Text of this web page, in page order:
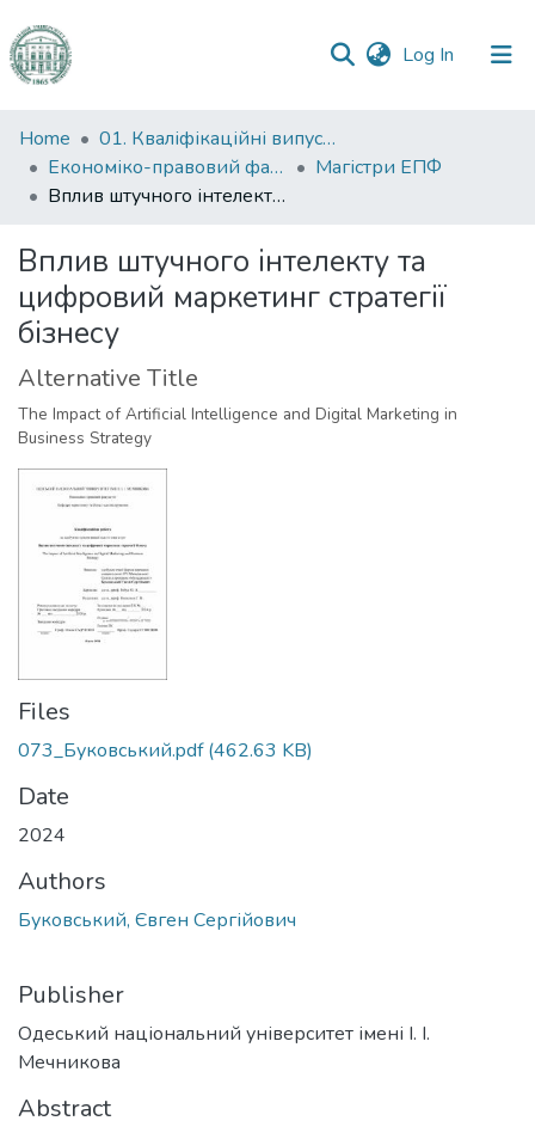
Log In (current)
Communities
&
Collections
Statistics
Home
01. Кваліфікаційні випускні роботи здобувачів вищої освіти
Економіко-правовий факультет
Магістри ЕПФ
Вплив штучного інтелекту та цифровий маркетинг стратегії бізнесу
Вплив штучного інтелекту та
цифровий маркетинг стратегії
бізнесу
Alternative Title
The Impact of Artificial Intelligence and Digital Marketing in
Business Strategy
Files
073_Буковський.pdf(462.63 KB)
Date
2024
Authors
Буковський, Євген Сергійович
Publisher
Одеський національний університет імені І. І.
Мечникова
Abstract